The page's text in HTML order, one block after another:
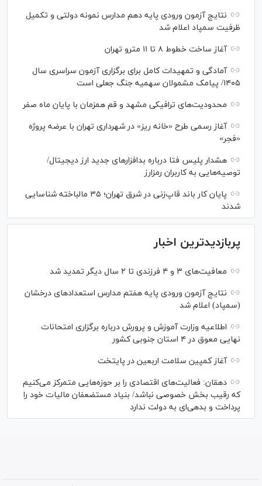
نتایج آزمون ورودی پایه دهم مدارس نمونه دولتی و تکمیل
ظرفیت سمپاد اعلام شد
آغاز ساخت خطوط ۸ تا ۱۱ مترو تهران
آمادگی و تمهیدات کامل برای برگزاری آزمون سراسری سال
۱۴۰۵/ پیامک مشمولان سهمیه جنگ جعلی است
محدودیت‌های ترافیکی مشهد و قم همزمان با پایان ماه صفر
آغاز رسمی طرح «خانه ریز» در شهرداری تهران با عرضه پروژه
«فجر»
هشدار پلیس فتا درباره بدافزار‌های جدید ارز دیجیتال/
توصیه‌هایی به کاربران رمزارز
پایان کار باند قاپ‌زنی در شرق تهران؛ ۳۵ مالباخته شناسایی
شدند
پربازدیدترین اخبار
معافیت‌های ۳ و ۴ فرزندی تا ۲ سال دیگر تمدید شد
نتایج آزمون ورودی پایه هفتم مدارس استعدادهای درخشان
(سمپاد) اعلام شد
اطلاعیه وزارت آموزش و پرورش درباره برگزاری امتحانات
نهایی معوق در ۴ استان جنوبی کشور
آغاز کمپین سلامت اربعین در پایتخت
دهقان: فعالیت‌های اقتصادی را بر حوزه‌هایی متمرکز می‌کنیم
که رقیب بخش خصوصی نباشد/ بنیاد مستضعفان مالیات خود را
پرداخت و بدهی‌ای به دولت ندارد